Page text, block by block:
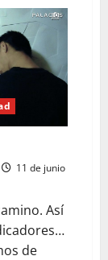
11 de junio
Así
de